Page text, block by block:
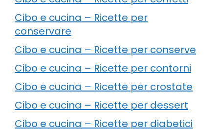
Cibo e cucina – Ricette per
conservare
Cibo e cucina – Ricette per conserve
Cibo e cucina – Ricette per contorni
Cibo e cucina – Ricette per crostate
Cibo e cucina – Ricette per dessert
Cibo e cucina – Ricette per diabetici